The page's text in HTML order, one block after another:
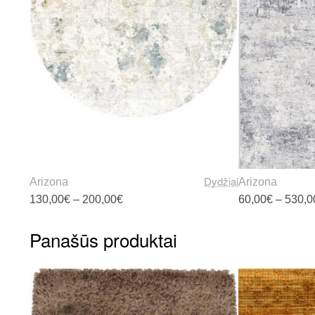
Arizona Dydžiai
130,00€ – 200,00€Price
through
200,00€
product
multiple
variants.
The
Arizona
60,00€ –
Panašūs produktai